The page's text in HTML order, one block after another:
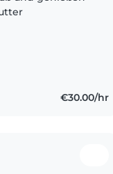
€30.00/hr